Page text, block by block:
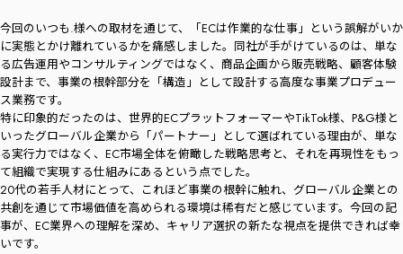
今回のいつも.様への取材を通じて、「ECは作業的な仕事」という誤解がいか
に実態とかけ離れているかを痛感しました。同社が手がけているのは、単な
る広告運用やコンサルティングではなく、商品企画から販売戦略、顧客体験
設計まで、事業の根幹部分を「構造」として設計する高度な事業プロデュー
ス業務です。
特に印象的だったのは、世界的ECプラットフォーマーやTikTok様、P&G様と
いったグローバル企業から「パートナー」として選ばれている理由が、単な
る実行力ではなく、EC市場全体を俯瞰した戦略思考と、それを再現性をもっ
て組織で実現する仕組みにあるという点でした。
20代の若手人材にとって、これほど事業の根幹に触れ、グローバル企業との
共創を通じて市場価値を高められる環境は稀有だと感じています。今回の記
事が、EC業界への理解を深め、キャリア選択の新たな視点を提供できれば幸
いです。